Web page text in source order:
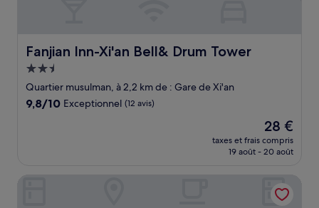
Fanjian Inn-Xi'an Bell& Drum Tower
Fanjian Inn-Xi'an Bell& Drum Tower
Hébergement
2.5 étoiles
Quartier musulman, à 2,2 km de : Gare de Xi'an
9.8
9,8/10 Exceptionnel (12 avis)
Le
nouveau
prix
de
28 €
28 €
taxes et frais compris
19 août - 20 août